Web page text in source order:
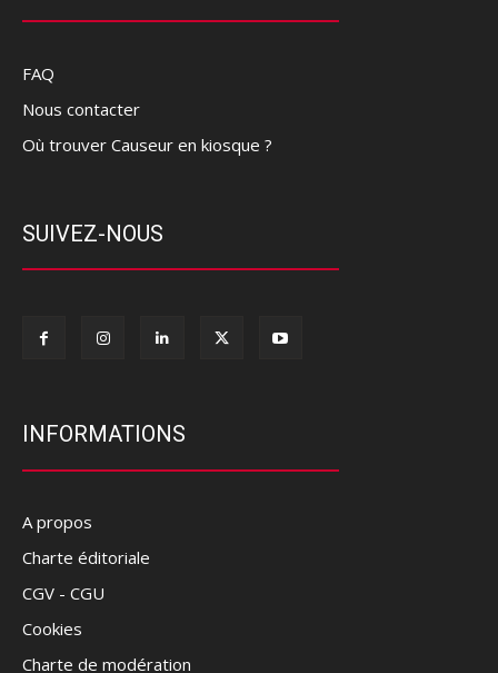
FAQ
Nous contacter
Où trouver Causeur en kiosque ?
SUIVEZ-NOUS
INFORMATIONS
A propos
Charte éditoriale
CGV - CGU
Cookies
Charte de modération